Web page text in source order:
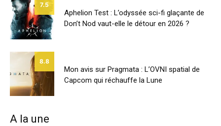
7.5
Aphelion Test : L’odyssée sci-fi glaçante de
Don’t Nod vaut-elle le détour en 2026 ?
8.8
Mon avis sur Pragmata : L’OVNI spatial de
Capcom qui réchauffe la Lune
A la une